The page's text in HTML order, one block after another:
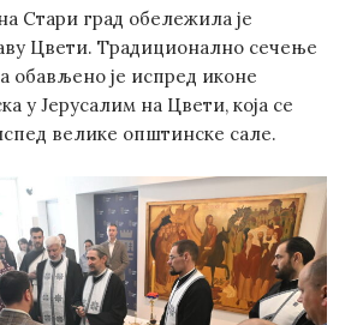
Стари град обележила је
Цвети. Традиционално сечење
обављено је испред иконе
у Јерусалим на Цвети, која се
велике општинске сале.